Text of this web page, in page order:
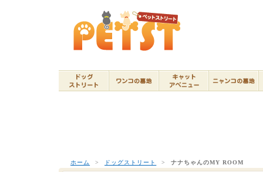
ホーム > ドッグストリート > ナナちゃんのMY ROOM